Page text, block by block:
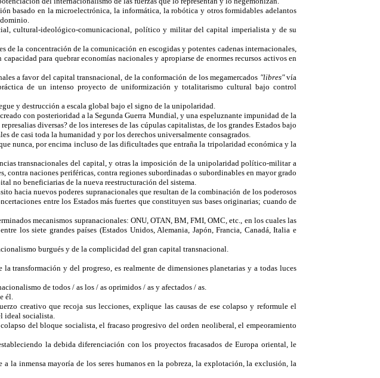
basado en la microelectrónica, la informática, la robótica y otros formidables adelantos
cultural-ideológico-comunicacional, político y militar del capital imperialista y de su
de la concentración de la comunicación en escogidas y potentes cadenas internacionales,
para quebrar economías nacionales y apropiarse de enormes recursos activos en
a favor del capital transnacional, de la conformación de los megamercados "libres"vía
de un intenso proyecto de uniformización y totalitarismo cultural bajo control
y destrucción a escala global bajo el signo de la unipolaridad.
con posterioridad a la Segunda Guerra Mundial, y una espeluznante impunidad de la
diversas? de los intereses de las cúpulas capitalistas, de los grandes Estados bajo
de casi toda la humanidad y por los derechos universalmente consagrados.
nunca, por encima incluso de las dificultades que entraña la tripolaridad económica y la
transnacionales del capital, y otras la imposición de la unipolaridad político-militar a
naciones periféricas, contra regiones subordinadas o subordinables en mayor grado
no beneficiarias de la nueva reestructuración del sistema.
hacia nuevos poderes supranacionales que resultan de la combinación de los poderosos
entre los Estados más fuertes que constituyen sus bases originarias; cuando de
mecanismos supranacionales: ONU, OTAN, BM, FMI, OMC, etc., en los cuales las
los siete grandes países (Estados Unidos, Alemania, Japón, Francia, Canadá, Italia e
burgués y de la complicidad del gran capital transnacional.
transformación y del progreso, es realmente de dimensiones planetarias y a todas luces
de todos / as los / as oprimidos / as y afectados / as.
él.
creativo que recoja sus lecciones, explique las causas de ese colapso y reformule el
ideal socialista.
del bloque socialista, el fracaso progresivo del orden neoliberal, el empeoramiento
la debida diferenciación con los proyectos fracasados de Europa oriental, le
inmensa mayoría de los seres humanos en la pobreza, la explotación, la exclusión, la